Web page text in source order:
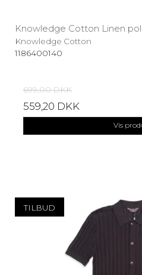
Knowledge Cotton Linen
Knowledge Cotton
1186400140
699,00 DKK
559,20 DKK
Vis
TILBUD